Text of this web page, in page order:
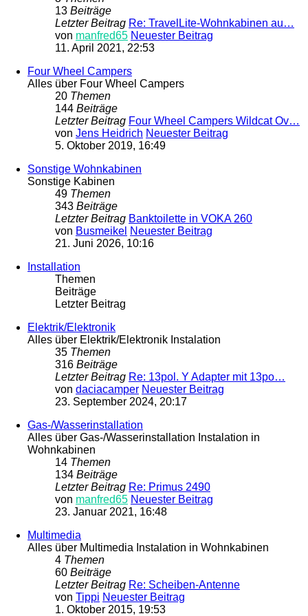
13 Beiträge
Letzter Beitrag Re: TravelLite-Wohnkabinen au…
von manfred65 Neuester Beitrag
11. April 2021, 22:53
Four Wheel Campers
Alles über Four Wheel Campers
20 Themen
144 Beiträge
Letzter Beitrag Four Wheel Campers Wildcat Ov…
von Jens Heidrich Neuester Beitrag
5. Oktober 2019, 16:49
Sonstige Wohnkabinen
Sonstige Kabinen
49 Themen
343 Beiträge
Letzter Beitrag Banktoilette in VOKA 260
von Busmeikel Neuester Beitrag
21. Juni 2026, 10:16
Installation
Themen
Beiträge
Letzter Beitrag
Elektrik/Elektronik
Alles über Elektrik/Elektronik Instalation
35 Themen
316 Beiträge
Letzter Beitrag Re: 13pol. Y Adapter mit 13po…
von daciacamper Neuester Beitrag
23. September 2024, 20:17
Gas-/Wasserinstallation
Alles über Gas-/Wasserinstallation Instalation in
Wohnkabinen
14 Themen
134 Beiträge
Letzter Beitrag Re: Primus 2490
von manfred65 Neuester Beitrag
23. Januar 2021, 16:48
Multimedia
Alles über Multimedia Instalation in Wohnkabinen
4 Themen
60 Beiträge
Letzter Beitrag Re: Scheiben-Antenne
von Tippi Neuester Beitrag
1. Oktober 2015, 19:53